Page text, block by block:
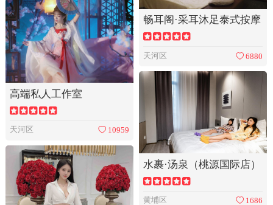
畅耳阁·采耳沐足泰式按摩
天河区 6880
高端私人工作室
天河区 10959
水裹·汤泉（桃源国际店）
黄埔区 1686